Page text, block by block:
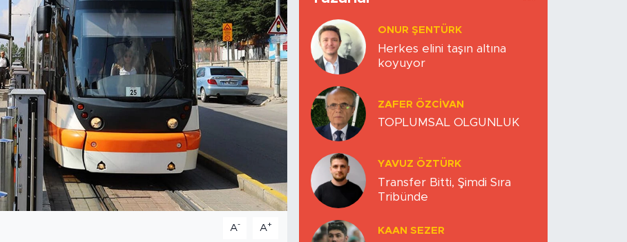
A- A+
ONUR ŞENTÜRK
Herkes elini taşın altına
koyuyor
ZAFER ÖZCIVAN
TOPLUMSAL OLGUNLUK
YAVUZ ÖZTÜRK
Transfer Bitti, Şimdi Sıra
Tribünde
KAAN SEZER